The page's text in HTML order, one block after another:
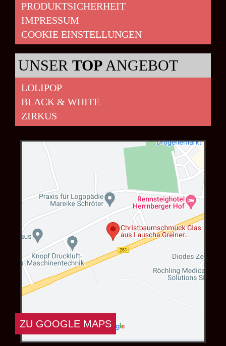
PRODUKTSICHERHEIT
IMPRESSUM
COOKIE EINSTELLUNGEN
UNSER TOP ANGEBOT
LOLIPOP
BLACK & WHITE
ZIRKUS
ZU GOOGLE MAPS